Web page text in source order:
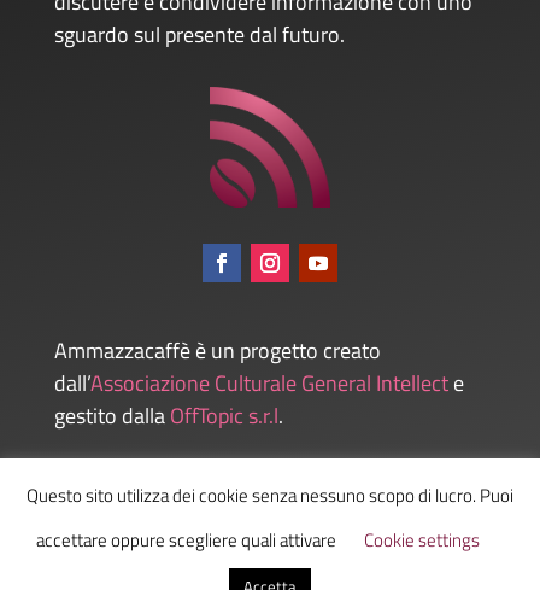
sguardo sul presente dal futuro.
Ammazzacaffè è un progetto creato
dall’Associazione Culturale General Intellecte
gestito dallaOffTopic s.r.l.
Admin
Questo sito utilizza dei cookie senza nessuno scopo di lucro. Puoi
accettare oppure scegliere quali attivare
Cookie settings